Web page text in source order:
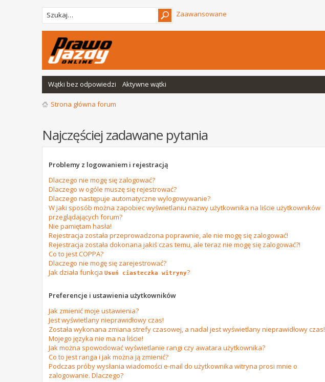
Zaawansowane
Wątki bez odpowiedzi Aktywne wątki
Strona główna forum
Najczęściej zadawane pytania
Problemy z logowaniem i rejestracją
Dlaczego nie mogę się zalogować?
Dlaczego w ogóle muszę się rejestrować?
Dlaczego następuje automatyczne wylogowywanie?
W jaki sposób można zapobiec wyświetlaniu nazwy użytkownika na liście użytkowników
przeglądających forum?
Nie pamiętam hasła!
Rejestracja została przeprowadzona poprawnie, ale nie mogę się zalogować!
Rejestracja została dokonana jakiś czas temu, ale teraz nie mogę się zalogować?!
Co to jest COPPA?
Dlaczego nie mogę się zarejestrować?
Jak działa funkcja Usuń ciasteczka witryny?
Preferencje i ustawienia użytkowników
Jak zmienić moje ustawienia?
Jest wyświetlany nieprawidłowy czas!
Została wykonana zmiana strefy czasowej, a nadal jest wyświetlany nieprawidłowy czas!
Mojego języka nie ma na liście!
Jak można spowodować wyświetlanie rangi czy awatara użytkownika?
Co to jest ranga i jak można ją zmienić?
Podczas próby wysłania wiadomości e-mail do użytkownika witryna prosi mnie o
zalogowanie. Dlaczego?